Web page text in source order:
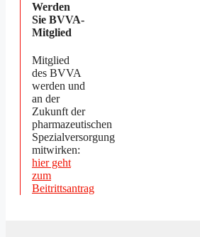
Werden
Sie BVVA-
Mitglied
Mitglied
des BVVA
werden und
an der
Zukunft der
pharmazeutischen
Spezialversorgung
mitwirken:
hier geht
zum
Beitrittsantrag